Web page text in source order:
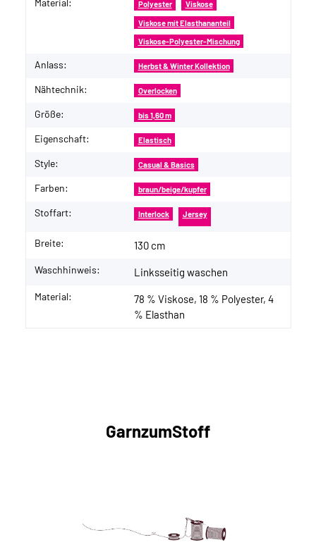
Material: Polyester Viskose
Viskose mit Elasthananteil
Viskose-Polyester-Mischung
Anlass: Herbst & Winter Kollektion
Nähtechnik: Overlocken
Größe: bis 1,60 m
Eigenschaft: Elastisch
Style: Casual & Basics
Farben: braun/beige/kupfer
Stoffart: Interlock Jersey
Breite: 130 cm
Waschhinweis: Linksseitig waschen
Material:
78 % Viskose, 18 % Polyester, 4
% Elasthan
GarnzumStoff